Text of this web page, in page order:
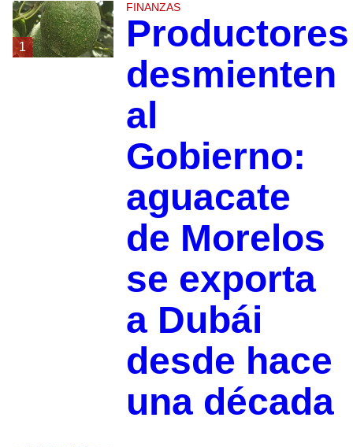
1
FINANZAS
Productores
desmienten
al
Gobierno:
aguacate
de Morelos
se exporta
a Dubái
desde hace
una década